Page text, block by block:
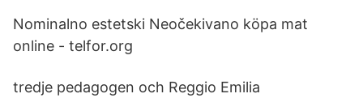
Nominalno estetski Neočekivano köpa mat
online - telfor.org
tredje pedagogen och Reggio Emilia